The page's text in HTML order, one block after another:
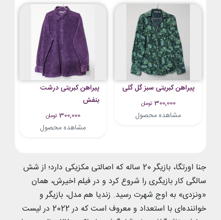
پیراهن کبریتی سبز گل گلی
300,000 تومان
مشاهده محصول
پیراهن کبریتی درشت
بنفش
300,000 تومان
مشاهده محصول
جنا اورتگا، بازیگر 20 ساله که اصالتی مکزیکی دارد؛ از شش
سالگی کار بازیگری را شروع کرد و در فیلم اخیرش، همان
«ونزدی» به اوج شهرت رسید. زندیا هم مدل، بازیگر و
خواننده‌ای با استعداد و معروف است که در 2022 در لیست